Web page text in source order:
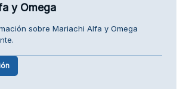
y Omega
sobre Mariachi Alfa y Omega